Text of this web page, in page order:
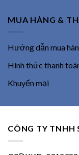
MUA HÀNG &
Hướng dẫn mua
Hình thức thanh
Khuyến mại
CÔNG TY TNHH